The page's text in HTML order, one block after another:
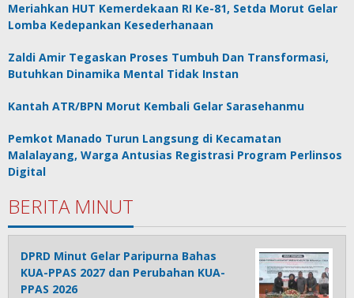
Meriahkan HUT Kemerdekaan RI Ke-81, Setda Morut Gelar
Lomba Kedepankan Kesederhanaan
Zaldi Amir Tegaskan Proses Tumbuh Dan Transformasi,
Butuhkan Dinamika Mental Tidak Instan
Kantah ATR/BPN Morut Kembali Gelar Sarasehanmu
Pemkot Manado Turun Langsung di Kecamatan
Malalayang, Warga Antusias Registrasi Program Perlinsos
Digital
BERITA MINUT
DPRD Minut Gelar Paripurna Bahas
KUA-PPAS 2027 dan Perubahan KUA-
PPAS 2026